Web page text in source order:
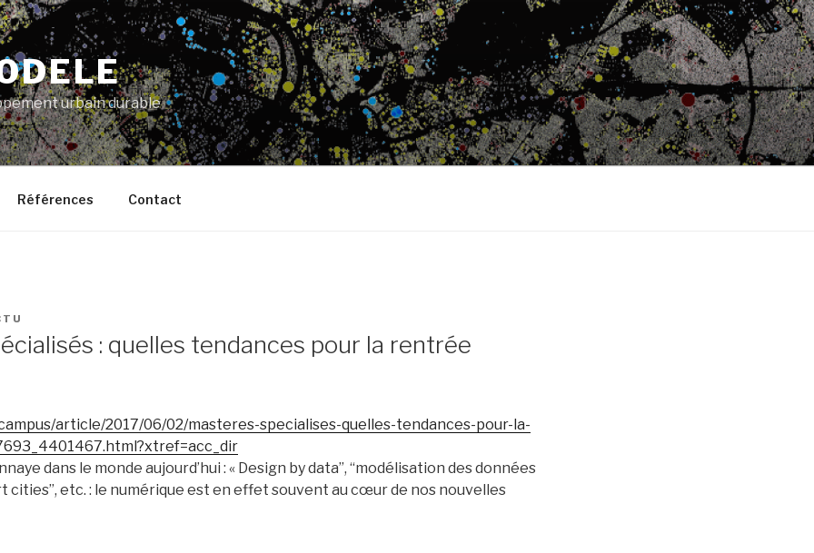
urbain durable
Références Contact
: quelles tendances pour la rentrée
article/2017/06/02/masteres-specialises-quelles-tendances-pour-la-
dans le monde aujourd’hui : « Design by data”, “modélisation des données
cities”, etc. : le numérique est en effet souvent au cœur de nos nouvelles